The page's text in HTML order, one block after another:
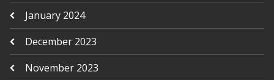
January 2024
December 2023
November 2023